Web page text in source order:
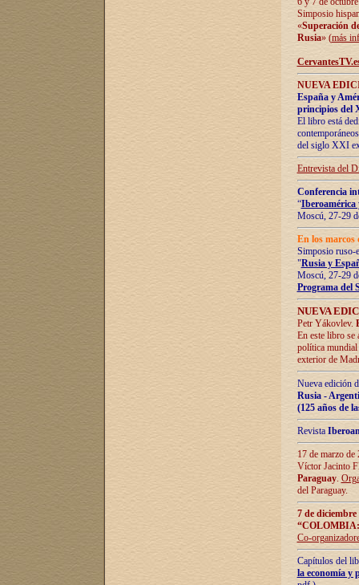
Simposio
«Superación
Rusia» (más
NUEVA
España y
principios del
El libro está
del siglo XXI
Entrevista del
Conferencia
“Iberoamérica
Moscú, 27-29
En los marcos
Simposio ruso-
"Rusia y
Moscú, 27-29
Programa del
NUEVA
Petr Yákovlev.
En este libro se
política mundial
exterior de
Nueva edición
Rusia -
(125 años de
Revista
17 de marzo
Víctor Jacinto
Paraguay.
del Paraguay.
7 de
Co-
Capítulos del
la economía y